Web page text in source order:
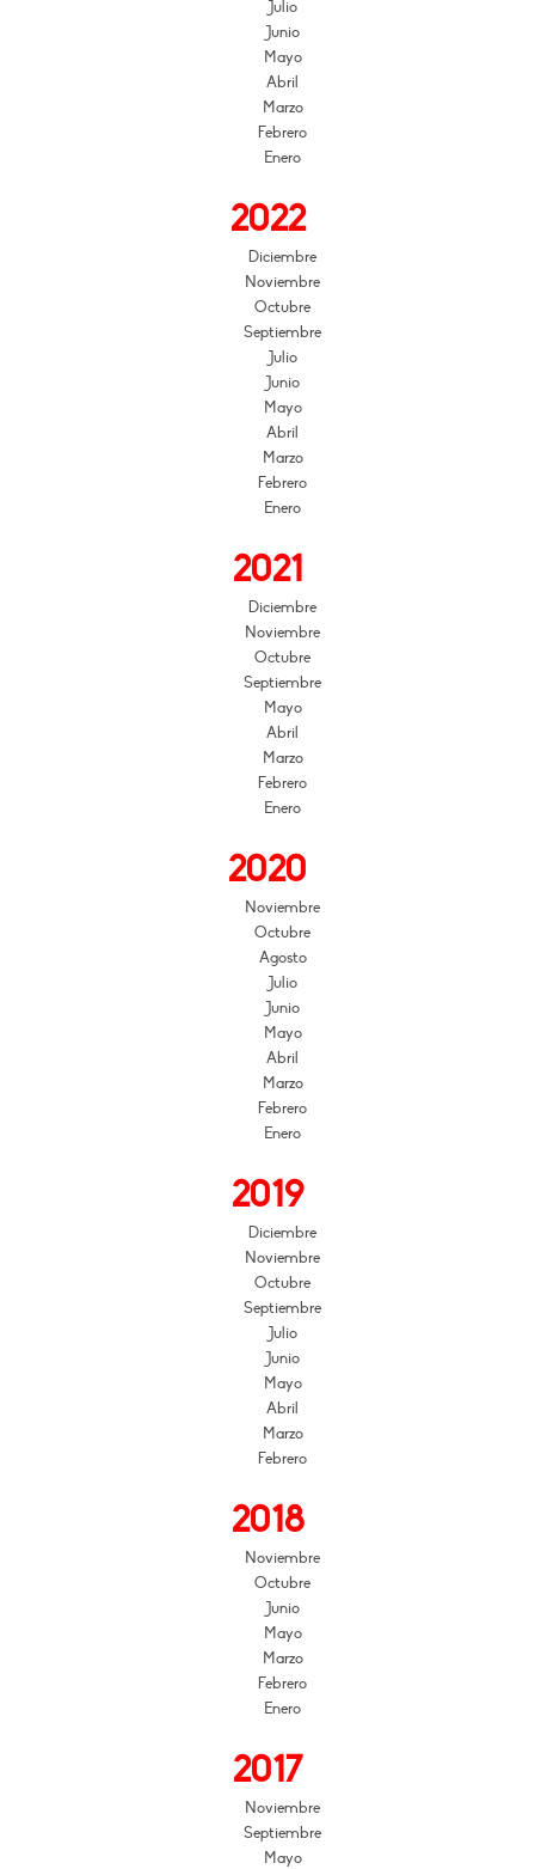
Julio
Junio
Mayo
Abril
Marzo
Febrero
Enero
2022
Diciembre
Noviembre
Octubre
Septiembre
Julio
Junio
Mayo
Abril
Marzo
Febrero
Enero
2021
Diciembre
Noviembre
Octubre
Septiembre
Mayo
Abril
Marzo
Febrero
Enero
2020
Noviembre
Octubre
Agosto
Julio
Junio
Mayo
Abril
Marzo
Febrero
Enero
2019
Diciembre
Noviembre
Octubre
Septiembre
Julio
Junio
Mayo
Abril
Marzo
Febrero
2018
Noviembre
Octubre
Junio
Mayo
Marzo
Febrero
Enero
2017
Noviembre
Septiembre
Mayo